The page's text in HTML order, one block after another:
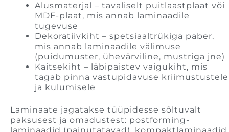
Alusmaterjal – tavaliselt puitlaastplaat või
MDF-plaat, mis annab laminaadile
tugevuse
Dekoratiivkiht – spetsiaaltrükiga paber,
mis annab laminaadile välimuse
(puidumuster, ühevärviline, mustriga jne)
Kaitsekiht – läbipaistev vaigukiht, mis
tagab pinna vastupidavuse kriimustustele
ja kulumisele
Laminaate jagatakse tüüpidesse sõltuvalt
paksusest ja omadustest: postforming-